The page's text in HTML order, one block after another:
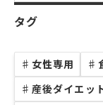
タグ
♯ 女性専用 ♯
♯ 産後ダイエッ